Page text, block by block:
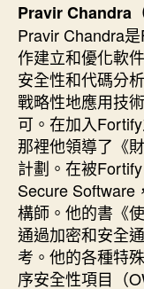
Pravir Chandra
Pravir Chandra
作建立和優化軟
安全性和代碼分
戰略性地應用技
可。在加入
那裡他領導了《
計劃。在被
Secure Software
構師。他的書《
通過加密和安全
考。他的各種特
序安全性項目（